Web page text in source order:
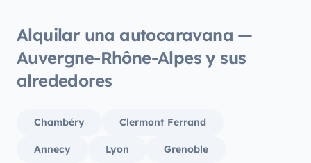
Alquilar una autocaravana —
Auvergne-Rhône-Alpes y sus
alrededores
Chambéry Clermont Ferrand
Annecy Lyon Grenoble